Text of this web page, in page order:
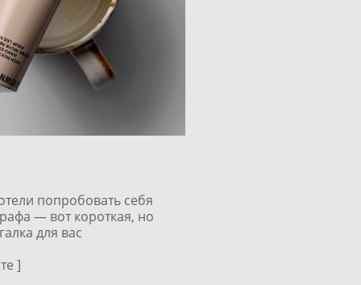
попробовать себя
— вот короткая, но
для вас
]